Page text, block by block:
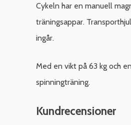
Cykeln har en manuell
träningsappar.
ingår.
Med en vikt på 63 kg och
spinningträning.
Kundrecensioner